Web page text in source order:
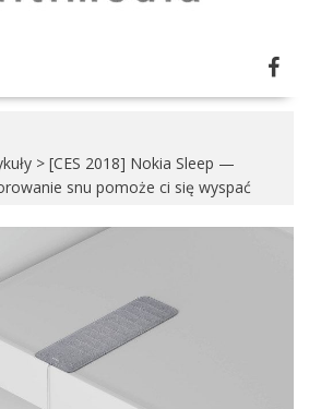
> [CES 2018] Nokia Sleep —
snu pomoże ci się wyspać